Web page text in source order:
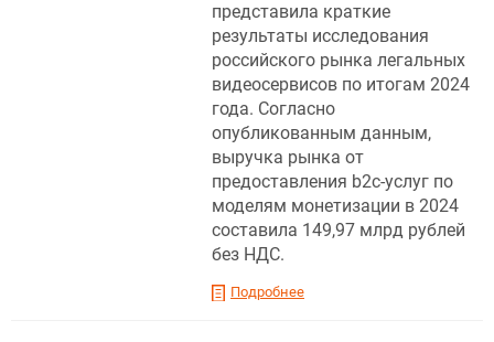
представила краткие
результаты исследования
российского рынка легальных
видеосервисов по итогам 2024
года. Согласно
опубликованным данным,
выручка рынка от
предоставления b2c-услуг по
моделям монетизации в 2024
составила 149,97 млрд рублей
без НДС.
Подробнее